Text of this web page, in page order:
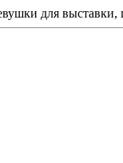
для выставки,